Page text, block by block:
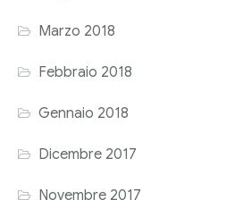
Marzo 2018
Febbraio 2018
Gennaio 2018
Dicembre 2017
Novembre 2017